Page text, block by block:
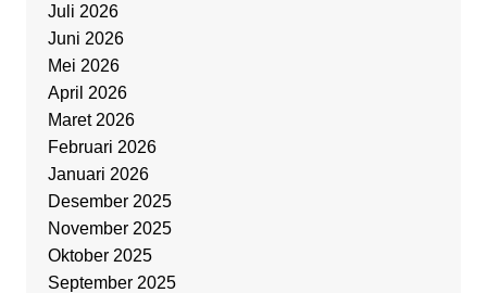
Juli 2026
Juni 2026
Mei 2026
April 2026
Maret 2026
Februari 2026
Januari 2026
Desember 2025
November 2025
Oktober 2025
September 2025